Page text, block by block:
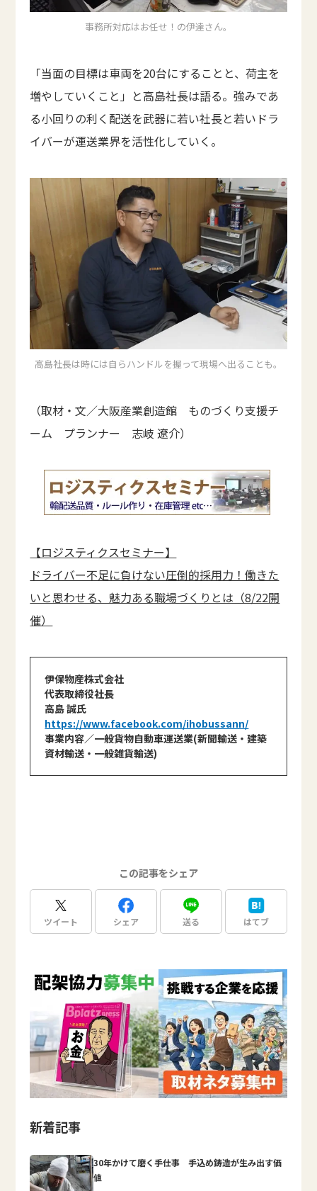
事務所対応はお任せ！の伊達さん。
「当面の目標は車両を20台にすることと、荷主を
増やしていくこと」と高島社長は語る。強みであ
る小回りの利く配送を武器に若い社長と若いドラ
イバーが運送業界を活性化していく。
高島社長は時には自らハンドルを握って現場へ出ることも。
（取材・文／大阪産業創造館 ものづくり支援チ
ーム プランナー 志岐 遼介）
【ロジスティクスセミナー】
ドライバー不足に負けない圧倒的採用力！働きた
いと思わせる、魅力ある職場づくりとは（8/22開
催）
伊保物産株式会社
代表取締役社長
高島 誠氏
https://www.facebook.com/ihobussann/
事業内容／一般貨物自動車運送業(新聞輸送・建築
資材輸送・一般雑貨輸送)
この記事をシェア
ツイート シェア 送る はてブ
新着記事
30年かけて磨く手仕事 手込め鋳造が生み出す価
値